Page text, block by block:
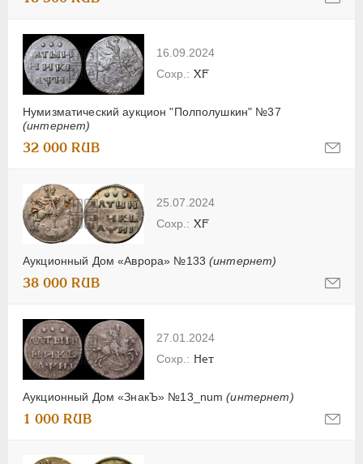
16.09.2024
Нумизматический аукцион "Полполушкин" №37
(интернет)
XF
32 000 RUB
25.07.2024
Аукционный Дом «Аврора» №133(интернет)
XF
38 000 RUB
27.01.2024
Аукционный Дом «ЗнакЪ» №13_num(интернет)
Нет
1 000 RUB